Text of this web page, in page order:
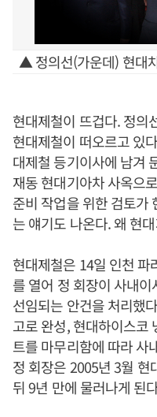
▲ 정의선(가운데) 현대
현대제철이 뜨겁다. 정의
현대제철이 떠오르고 있
대제철 등기이사에 남겨
재동 현대기아차 사옥으
준비 작업을 위한 검토가
는 얘기도 나온다. 왜 현
현대제철은 14일 인천
를 열어 정 회장이 사내
선임되는 안건을 처리했
고로 완성, 현대하이스코
트를 마무리함에 따라 사
정 회장은 2005년 3월 현
뒤 9년 만에 물러나게 된